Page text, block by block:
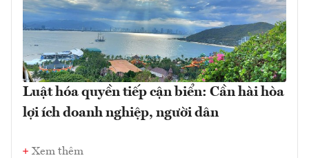
Luật hóa quyền tiếp cận biển: Cần hài hòa
lợi ích doanh nghiệp, người dân
Xem thêm